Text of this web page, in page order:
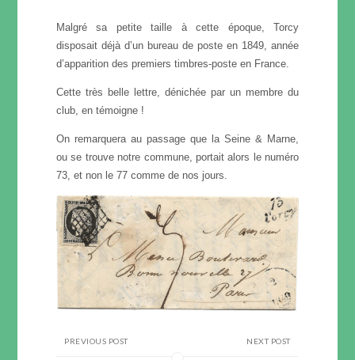
Malgré sa petite taille à cette époque, Torcy
disposait déjà d’un bureau de poste en 1849, année
d’apparition des premiers timbres-poste en France.
Cette très belle lettre, dénichée par un membre du
club, en témoigne !
On remarquera au passage que la Seine & Marne,
ou se trouve notre commune, portait alors le numéro
73, et non le 77 comme de nos jours.
PREVIOUS POST NEXT POST